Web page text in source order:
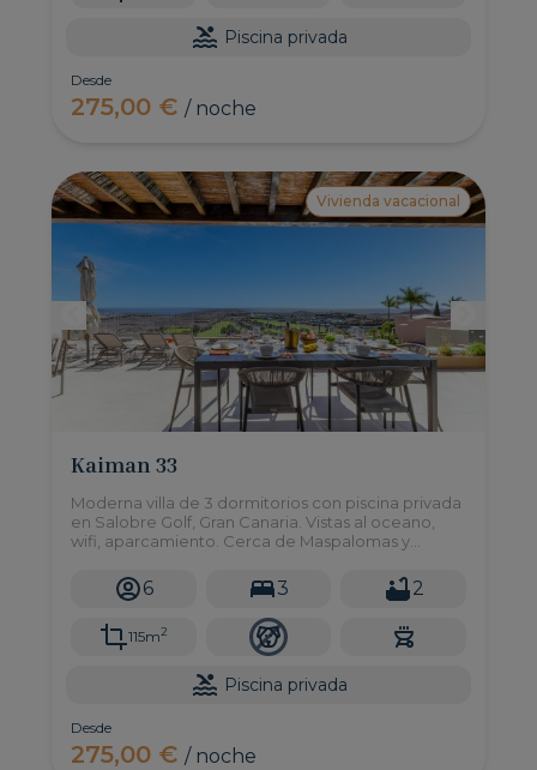
Piscina privada
Desde
275,00 €/ noche
Vivienda vacacional
Kaiman 33
Moderna villa de 3 dormitorios con piscina privada
en Salobre Golf, Gran Canaria. Vistas al oceano,
wifi, aparcamiento. Cerca de Maspalomas y
6 3 2
115m2
Piscina privada
Desde
275,00 €/ noche